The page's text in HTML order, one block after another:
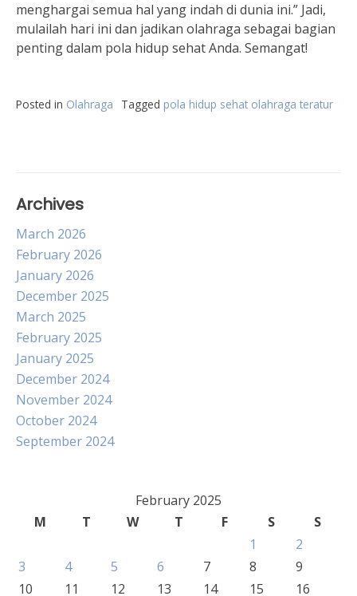
menghargai semua hal yang indah di dunia ini.” Jadi,
mulailah hari ini dan jadikan olahraga sebagai bagian
penting dalam pola hidup sehat Anda. Semangat!
Posted in Olahraga Tagged pola hidup sehat olahraga teratur
Archives
March 2026
February 2026
January 2026
December 2025
March 2025
February 2025
January 2025
December 2024
November 2024
October 2024
September 2024
February 2025
M
T W T F S
S
1
2
3
4 5 6 7 8
9
10
11 12 13 14 15 16